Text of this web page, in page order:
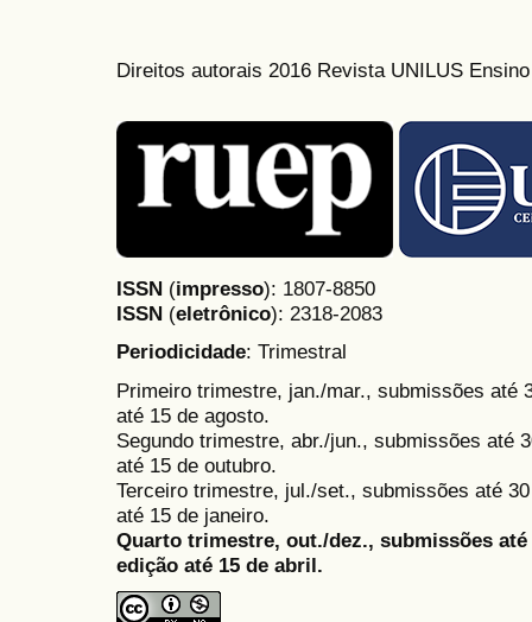
Direitos autorais 2016 Revista UNILUS
ISSN (impresso): 1807-8850
ISSN (eletrônico): 2318-2083
Periodicidade: Trimestral
Primeiro trimestre, jan./mar., submissões até
até 15 de agosto.
Segundo trimestre, abr./jun., submissões até
até 15 de outubro.
Terceiro trimestre, jul./set., submissões até
até 15 de janeiro.
Quarto trimestre, out./dez., submissões
edição até 15 de abril.